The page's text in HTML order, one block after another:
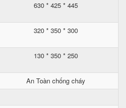
630 * 425 * 445
320 * 350 * 300
130 * 350 * 250
An Toàn chống cháy